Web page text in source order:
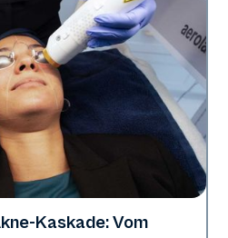
Kaskade: Vom